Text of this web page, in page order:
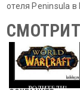
отеля Peninsula